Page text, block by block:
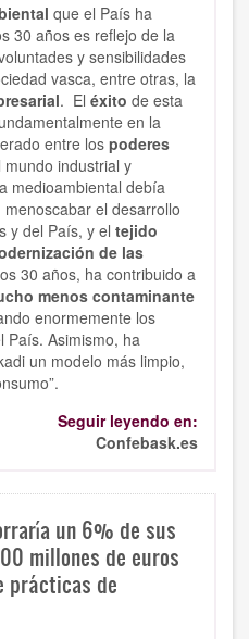
que el País ha
30 años es reflejo de la
y sensibilidades
vasca, entre otras, la
. El éxito de esta
en la
entre los poderes
industrial y
medioambiental debía
el desarrollo
y del País, y el tejido
de las
30 años, ha contribuido a
menos contaminante
enormemente los
País. Asimismo, ha
un modelo más limpio,
Seguir leyendo en:
Confebask.es
un 6% de sus
millones de euros
prácticas de